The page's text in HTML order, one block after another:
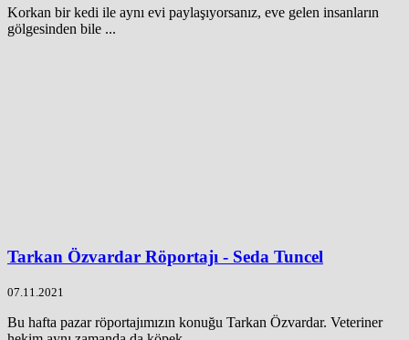
Korkan bir kedi ile aynı evi paylaşıyorsanız, eve gelen insanların
gölgesinden bile ...
Tarkan Özvardar Röportajı - Seda Tuncel
07.11.2021
Bu hafta pazar röportajımızın konuğu Tarkan Özvardar. Veteriner